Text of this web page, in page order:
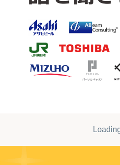
OB/OGに訪問を申し込んだり
OB/OGを「職種」「業種」「
のまま訪問を依頼できます。
ンライン面談での訪問に限ら
ャリアイベント、インターン
チ・キャンパスの運営事務局
むことができます。 また、企
ます。 ⑤OB/OG訪問レポート
訪問を終えた人の感想から、「
のか」「どんな質問を用意すれ